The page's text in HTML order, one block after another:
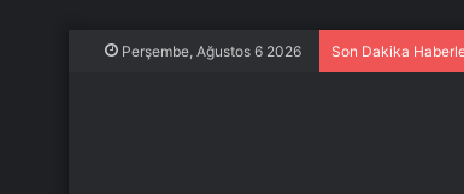
Perşembe, Ağustos 6 2026 Son Dakika